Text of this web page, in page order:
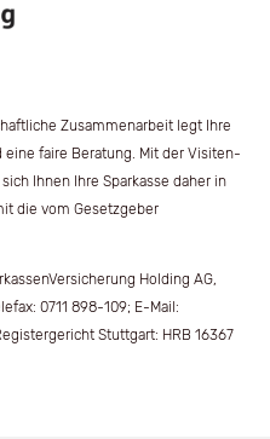
Zusammen­arbeit legt Ihre
eine faire Beratung. Mit der Visiten­
Ihnen Ihre Spar­kasse daher in
die vom Gesetz­geber
Holding AG,
0711 898-109; E-Mail:
Stuttgart: HRB 16367